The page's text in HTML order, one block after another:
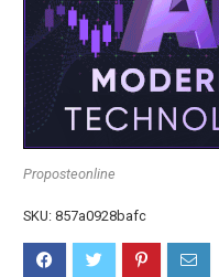
Proposteonline
SKU:857a0928bafc